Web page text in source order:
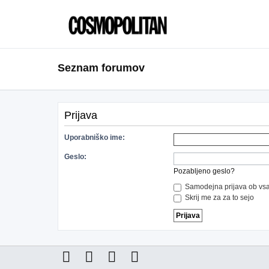
Seznam forumov
Prijava
Uporabniško ime:
Geslo:
Pozabljeno geslo?
Samodejna prijava ob
Skrij me za za to sejo